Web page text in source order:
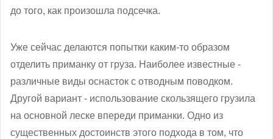
до того, как произошла подсечка.
Уже сейчас делаются попытки каким-то образом
отделить приманку от груза. Наиболее известные -
различные виды оснасток с отводным поводком.
Другой вариант - использование скользящего грузила
на основной леске впереди приманки. Одно из
существенных достоинств этого подхода в том, что